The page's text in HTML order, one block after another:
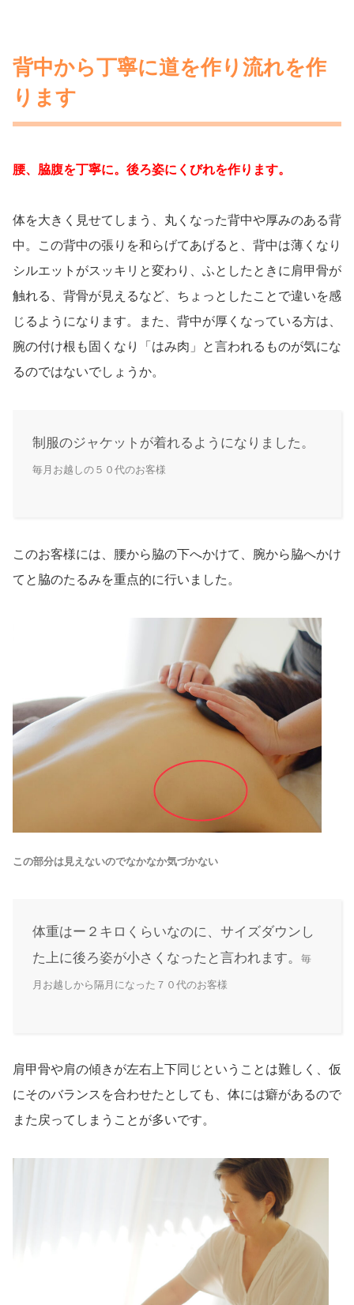
背中から丁寧に道を作り流れを作
ります
腰、脇腹を丁寧に。後ろ姿にくびれを作ります。
体を大きく見せてしまう、丸くなった背中や厚みのある背
中。この背中の張りを和らげてあげると、背中は薄くなり
シルエットがスッキリと変わり、ふとしたときに肩甲骨が
触れる、背骨が見えるなど、ちょっとしたことで違いを感
じるようになります。また、背中が厚くなっている方は、
腕の付け根も固くなり「はみ肉」と言われるものが気にな
るのではないでしょうか。
制服のジャケットが着れるようになりました。
毎月お越しの５０代のお客様
このお客様には、腰から脇の下へかけて、腕から脇へかけ
てと脇のたるみを重点的に行いました。
この部分は見えないのでなかなか気づかない
体重はー２キロくらいなのに、サイズダウンし
た上に後ろ姿が小さくなったと言われます。毎
月お越しから隔月になった７０代のお客様
肩甲骨や肩の傾きが左右上下同じということは難しく、仮
にそのバランスを合わせたとしても、体には癖があるので
また戻ってしまうことが多いです。